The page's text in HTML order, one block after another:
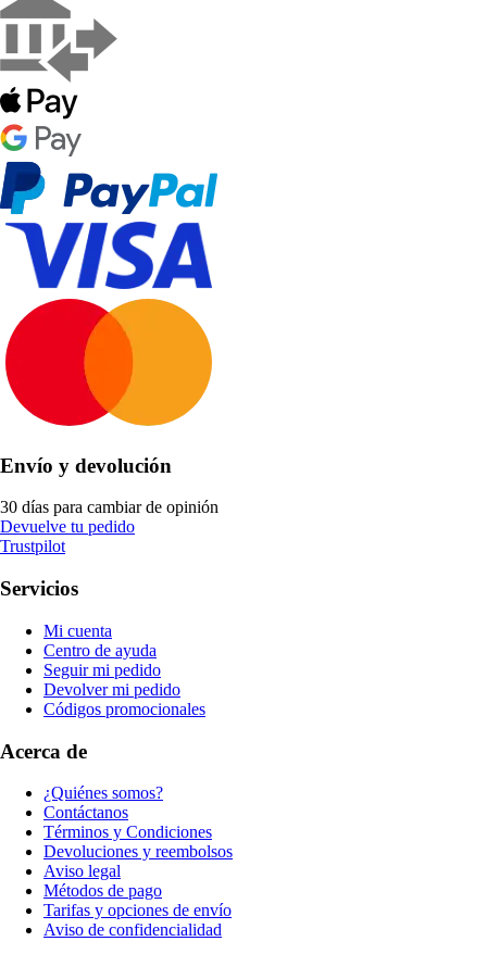
Envío y devolución
30 días para cambiar de opinión
Devuelve tu pedido
Trustpilot
Servicios
Mi cuenta
Centro de ayuda
Seguir mi pedido
Devolver mi pedido
Códigos promocionales
Acerca de
¿Quiénes somos?
Contáctanos
Términos y Condiciones
Devoluciones y reembolsos
Aviso legal
Métodos de pago
Tarifas y opciones de envío
Aviso de confidencialidad